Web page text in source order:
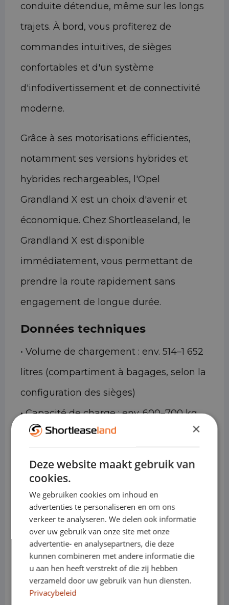
conduite détendue, même sur les longs
trajets. À bord, vous profiterez de
commandes intuitives, de sièges
confortables et d'un système
d'infodivertissement et de connectivité
moderne.
Grâce à ses motorisations efficientes,
notamment ses versions hybrides et
hybrides rechargeables, l'Opel
Grandland X est un choix d'avenir et
économique. Chez Shortleaseland, le
Grandland X est disponible
immédiatement, vous permettant de
prendre la route rapidement sans
engagement de longue durée.
Données techniques
• Volume de chargement : env. 514–1 652
litres (compartiment à bagages, selon la
configuration des sièges)
• Capacité de charge : env. 600–700 kg
• Capacité de remorquage : jusqu'à
• Moteurs (essence/diesel) : versions
efficaces à 3 et 4 cylindres
• Électrique/Hybride : versions hybrides
et hybrides rechargeables disponibles
• Transmission : manuelle ou
automatique
• Variantes : SUV / 5 portes
×
Deze website maakt gebruik van
cookies.
We gebruiken cookies om inhoud en
advertenties te personaliseren en om ons
verkeer te analyseren. We delen ook informatie
over uw gebruik van onze site met onze
advertentie- en analysepartners, die deze
kunnen combineren met andere informatie die
u aan hen heeft verstrekt of die zij hebben
verzameld door uw gebruik van hun diensten.
Privacybeleid